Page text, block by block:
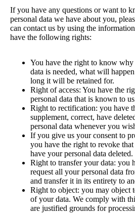
If you have any questions or want to
personal data we have about you,
can contact us by using the
have the following rights:
You have the right to know why
data is needed, what will
long it will be retained for.
Right of access: You have the
personal data that is known to
Right to rectification: you have
supplement, correct, have
personal data whenever you
If you give us your consent to
you have the right to revoke
have your personal data deleted.
Right to transfer your data: you
request all your personal data
and transfer it in its entirety to
Right to object: you may object
of your data. We comply with
are justified grounds for